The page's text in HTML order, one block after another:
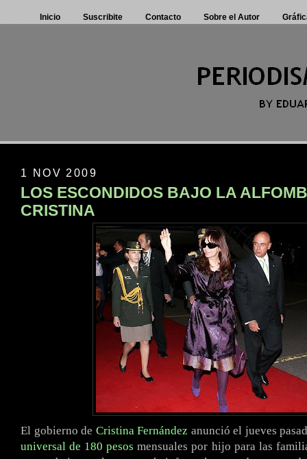
Inicio Suscribite Contacto Sobre el Autor
1 NOV 2009
LOS ESCONDIDOS BAJO LA
CRISTINA
El gobierno de Cristina Fernández anunció el jueves
universal de 180 pesos mensuales por hijo para las